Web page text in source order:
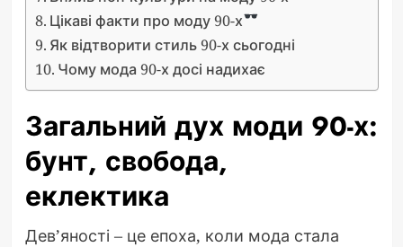
Цікаві факти про моду 90-х
Як відтворити стиль 90-х сьогодні
Чому мода 90-х досі надихає
Загальний дух моди 90-х:
бунт, свобода,
еклектика
Дев’яності – це епоха, коли мода стала